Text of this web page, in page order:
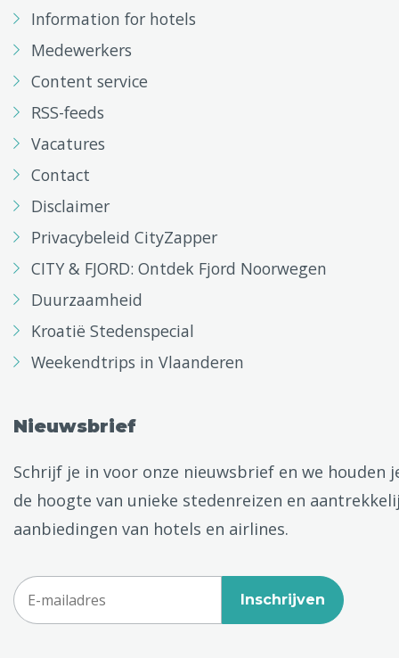
Information for hotels
Medewerkers
Content service
RSS-feeds
Vacatures
Contact
Disclaimer
Privacybeleid CityZapper
CITY & FJORD: Ontdek Fjord Noorwegen
Duurzaamheid
Kroatië Stedenspecial
Weekendtrips in Vlaanderen
Nieuwsbrief
Schrijf je in voor onze nieuwsbrief en we houden
de hoogte van unieke stedenreizen en
aanbiedingen van hotels en airlines.
Inschrijven